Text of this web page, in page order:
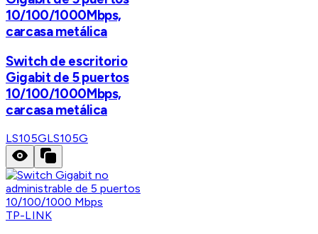
10/100/1000Mbps,
carcasa metálica
Switch de escritorio
Gigabit de 5 puertos
10/100/1000Mbps,
carcasa metálica
LS105GLS105G
TP-LINK